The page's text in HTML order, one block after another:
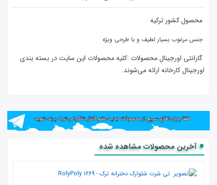
محصول کشور ترکیه
جنس مرغوب بسیار لطیف و با طرحی ویژه
گارانتی اورجینال محصولات :كليه محصولات این سایت در بسته بندی
اورجینال کارخانه ارائه‌‌ می‌شوند.
آخرین محصولات مشاهده شده